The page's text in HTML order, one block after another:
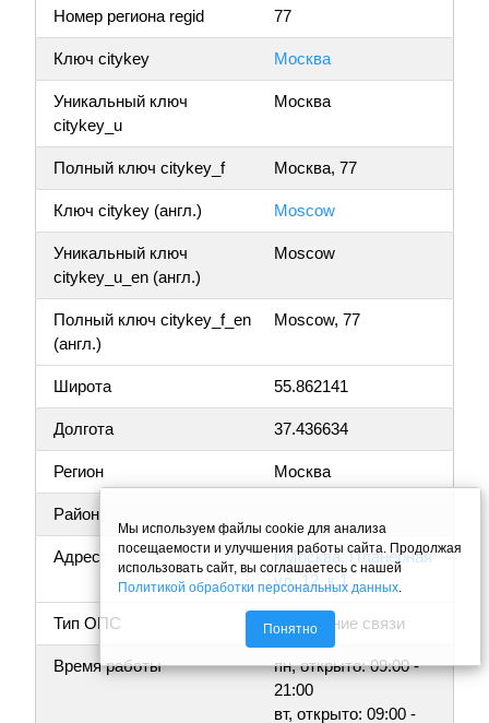
Номер региона regid
77
Ключ citykey Москва
Уникальный ключ
citykey_u
Москва
Полный ключ citykey_f Москва, 77
Ключ citykey (англ.) Moscow
Уникальный ключ
citykey_u_en (англ.)
Moscow
Полный ключ citykey_f_en
(англ.)
Moscow, 77
Широта 55.862141
Долгота 37.436634
Регион Москва
Район
Адрес
г Москва, Планерная
ул, 12, к.1
Тип ОПС Отделение связи
Время работы
пн, открыто: 09:00 -
21:00
вт, открыто: 09:00 -
Мы используем файлы cookie для анализа
посещаемости и улучшения работы сайта. Продолжая
использовать сайт, вы соглашаетесь с нашей
Политикой обработки персональных данных.
Понятно